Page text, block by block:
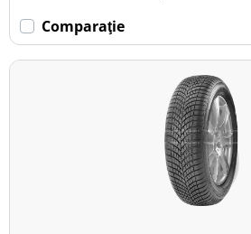
Comparaţie